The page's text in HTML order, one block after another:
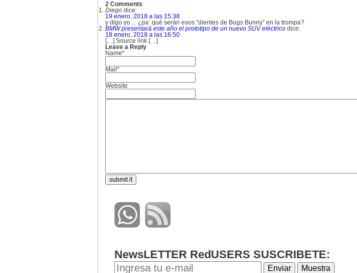
2 Comments
Diego dice:
19 enero, 2018 a las 15:38
y digo yo… ¿pa’ qué serán esos “dientes de Bugs Bunny” en la trompa?
BMW presentará este año el prototipo de un nuevo SUV eléctrico dice:
18 enero, 2018 a las 16:50
[…] Source link […]
Leave a Reply
Name*
Mail*
Website
NewsLETTER RedUSERS SUSCRIBETE: